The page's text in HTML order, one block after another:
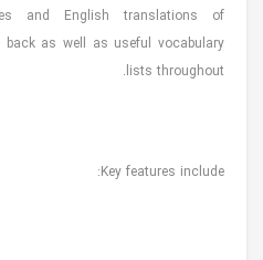
and English translations of
as well as useful vocabulary
lists throughout.
Key features include: